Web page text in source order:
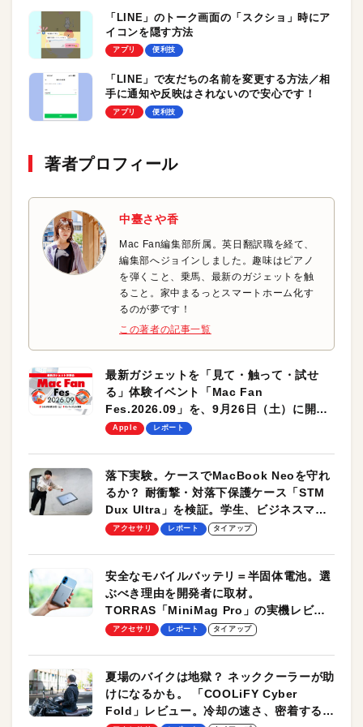
「LINE」のトーク画面の「スクショ」時にア
イコンを隠す方法
アプリ 便利技
「LINE」で友だちの名前を変更する方法／相
手に通知や反映はされないので安心です！
アプリ 便利技
著者プロフィール
中臺さや香
Mac Fan編集部所属。英日翻訳職を経て、
編集部へジョインしました。趣味はピアノ
を弾くこと、乗馬、最新のガジェットを触
ること。家中まるっとスマートホーム化す
るのが夢です！
この著者の記事一覧
最新ガジェットを「見て・触って・試せ
る」体験イベント「Mac Fan
Fes.2026.09」を、9月26日（土）に開催
します！
Apple レポート
落下実験。ケースでMacBook Neoを守れ
るか？ 耐衝撃・対落下保護ケース「STM
Dux Ultra」を検証。学生、ビジネスマン
のモバイルユースに最適！
アクセサリ レポート タイアップ
安全なモバイルバッテリ＝半固体電池。選
ぶべき理由を開発者に取材。
TORRAS「MiniMag Pro」の実機レビュ
ーも
アクセサリ レポート タイアップ
夏場のバイクは地獄？ ネッククーラーが助
けになるかも。 「COOLiFY Cyber
Fold」レビュー。冷却の速さ、密着する冷